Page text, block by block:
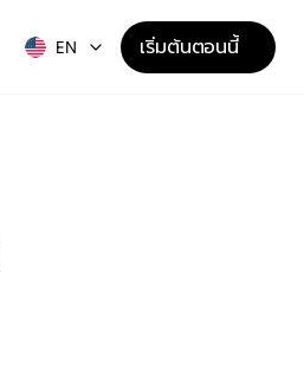
EN เริ่มต้นตอนนี้